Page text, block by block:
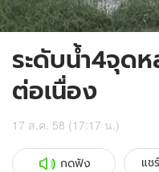
ระดับน้ำ4จุด
ต่อเนื่อง
17 ส.ค. 58 (17:17 น.)
กดฟัง แชร์